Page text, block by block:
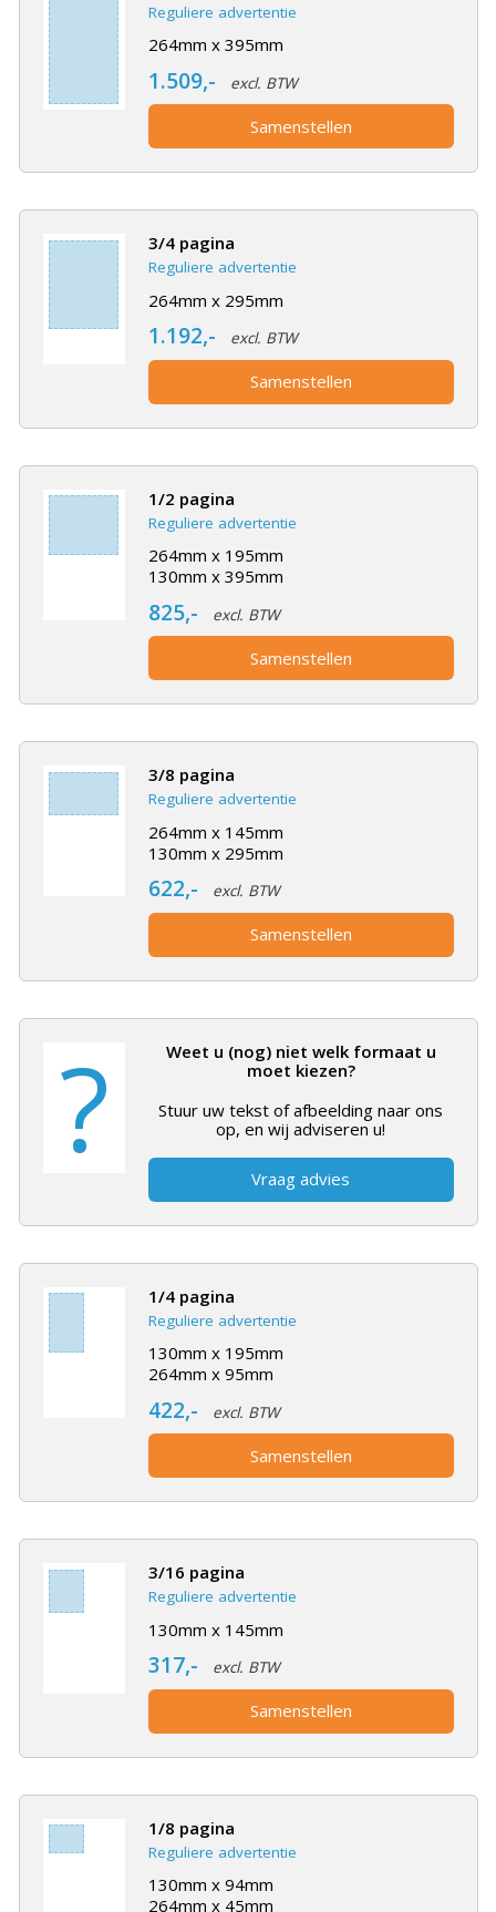
Reguliere advertentie
264mm x 395mm
1.509,- excl. BTW
Samenstellen
3/4 pagina
Reguliere advertentie
264mm x 295mm
1.192,- excl. BTW
Samenstellen
1/2 pagina
Reguliere advertentie
264mm x 195mm
130mm x 395mm
825,- excl. BTW
Samenstellen
3/8 pagina
Reguliere advertentie
264mm x 145mm
130mm x 295mm
622,- excl. BTW
Samenstellen
?
Weet u (nog) niet welk formaat u
moet kiezen?
Stuur uw tekst of afbeelding naar ons
op, en wij adviseren u!
Vraag advies
1/4 pagina
Reguliere advertentie
130mm x 195mm
264mm x 95mm
422,- excl. BTW
Samenstellen
3/16 pagina
Reguliere advertentie
130mm x 145mm
317,- excl. BTW
Samenstellen
1/8 pagina
Reguliere advertentie
130mm x 94mm
264mm x 45mm